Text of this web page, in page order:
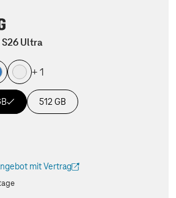
Ultra
+ 1
512 GB
mit Vertrag
neuen Tab geöffnet)